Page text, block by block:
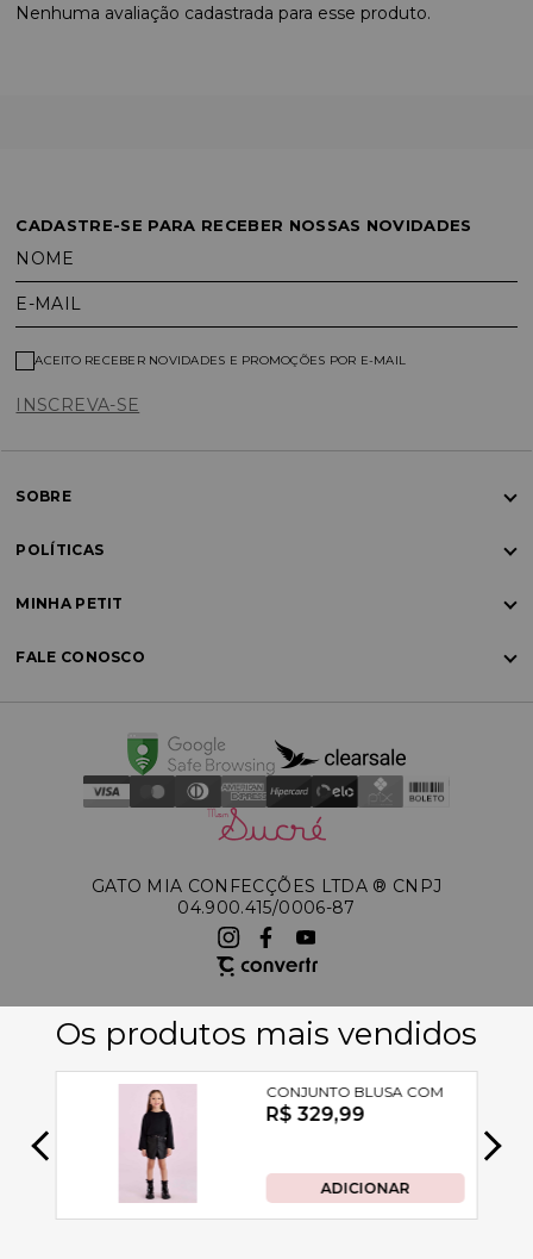
Nenhuma avaliação cadastrada para esse produto.
CADASTRE-SE PARA RECEBER NOSSAS NOVIDADES
NOME
E-MAIL
INSCREVA-SE
ACEITO RECEBER NOVIDADES E PROMOÇÕES POR E-MAIL
SOBRE
POLÍTICAS
MINHA PETIT
FALE CONOSCO
GATO MIA CONFECÇÕES LTDA ®️ CNPJ
04.900.415/0006-87